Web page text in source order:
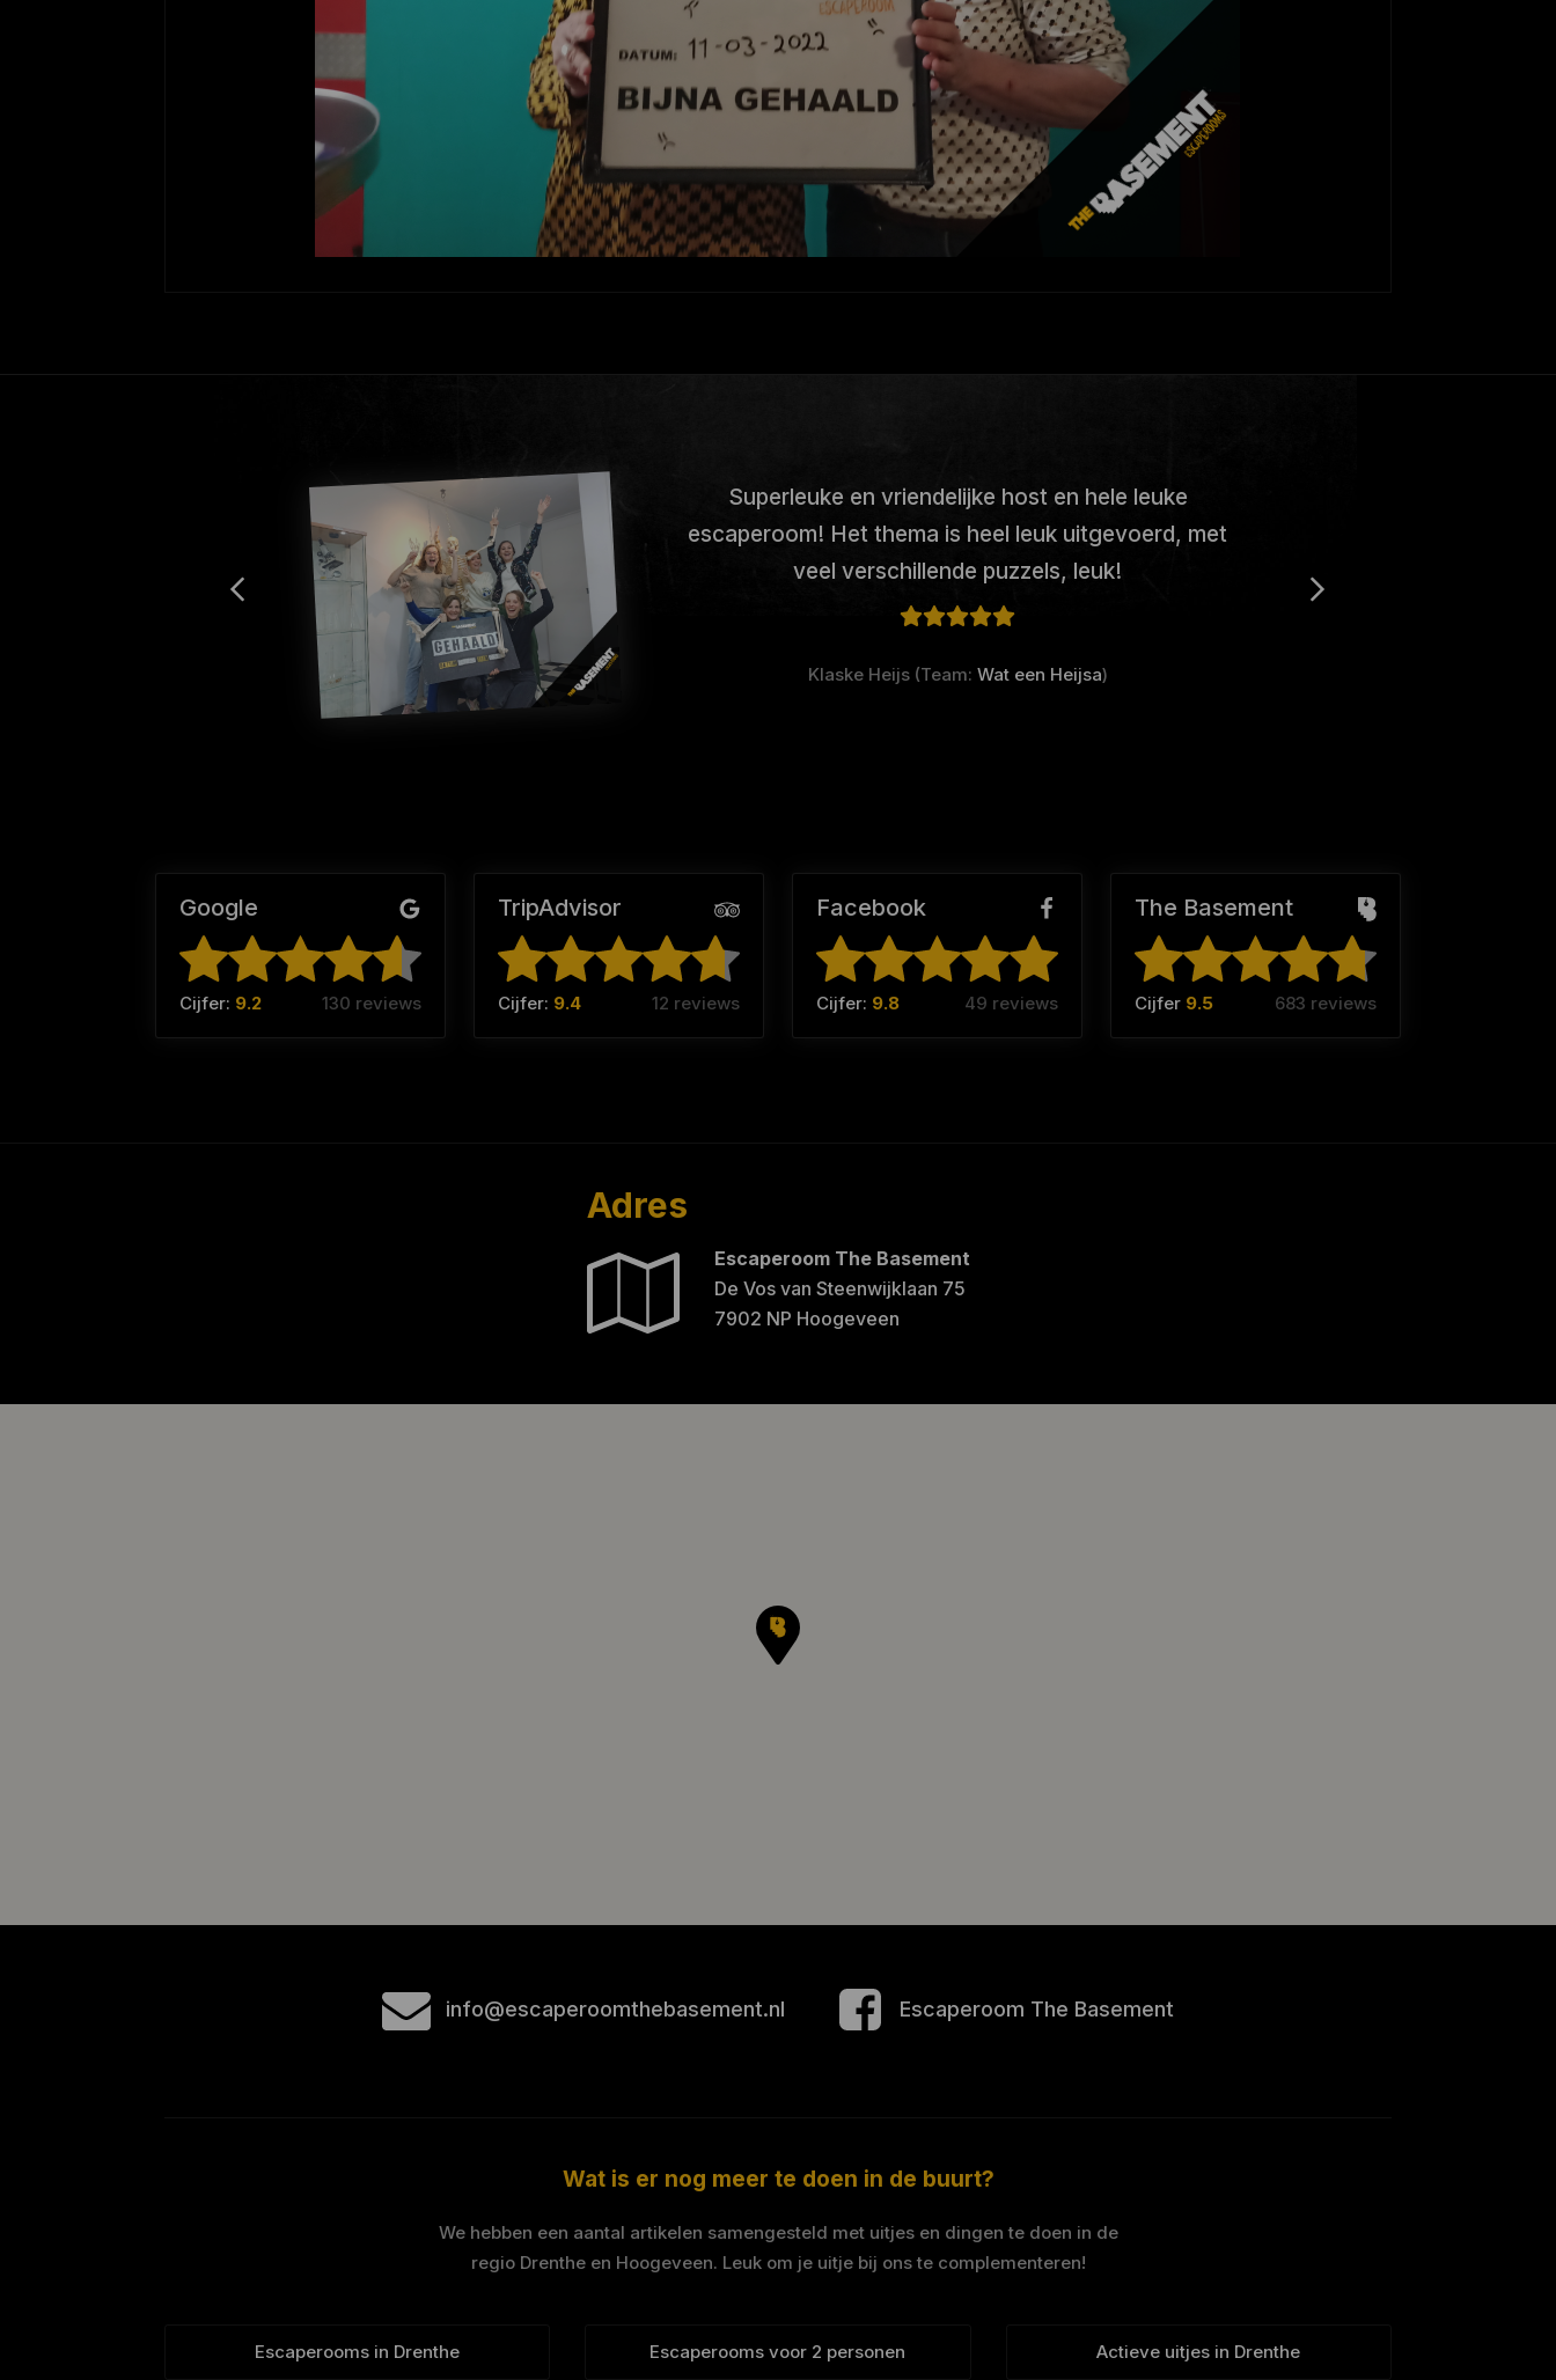
Superleuke en vriendelijke host en hele leuke
escaperoom! Het thema is heel leuk uitgevoerd, met
veel verschillende puzzels, leuk!
Klaske Heijs (Team: Wat een Heijsa)
Google
Cijfer: 9.2 130 reviews
TripAdvisor
Cijfer: 9.4 12 reviews
Facebook
Cijfer: 9.8 49 reviews
The Basement
Cijfer 9.5 683 reviews
Adres
Escaperoom The Basement
De Vos van Steenwijklaan 75
7902 NP Hoogeveen
info@escaperoomthebasement.nl Escaperoom The Basement
Wat is er nog meer te doen in de buurt?
We hebben een aantal artikelen samengesteld met uitjes en dingen te doen in de
regio Drenthe en Hoogeveen. Leuk om je uitje bij ons te complementeren!
Escaperooms in Drenthe Escaperooms voor 2 personen Actieve uitjes in Drenthe